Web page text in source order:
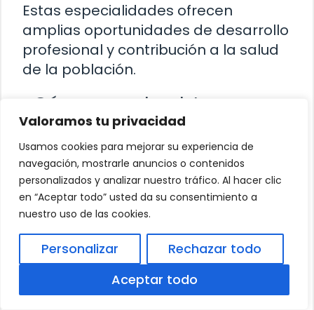
Valoramos tu privacidad
Usamos cookies para mejorar su experiencia de
navegación, mostrarle anuncios o contenidos
personalizados y analizar nuestro tráfico. Al hacer clic
en “Aceptar todo” usted da su consentimiento a
nuestro uso de las cookies.
Personalizar
Rechazar todo
Aceptar todo
Estas especialidades ofrecen
amplias oportunidades de desarrollo
profesional y contribución a la salud
de la población.
¿Cómo puedo obtener
información sobre los
programas de medicina en
las universidades privadas
de Querétaro?
Quizás también te interese: Materias
del tercer semestre de Derecho